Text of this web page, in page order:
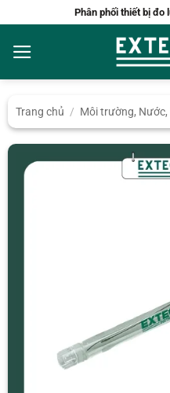
nội
dung
Phân phối thiết bị đo
Trang chủ / Môi trường,